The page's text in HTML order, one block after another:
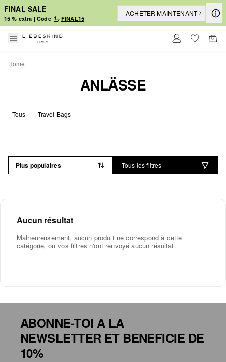
FINAL SALE
15 % extra | Code FINAL15
ACHETER MAINTENANT
Home
ANLÄSSE
Tous Travel Bags
Tous les filtres
Plus populaires
Aucun résultat
Malheureusement, aucun produit ne correspond à cette
catégorie, ou vos filtres n'ont renvoyé aucun résultat.
ABONNE-TOI A LA
NEWSLETTER ET BENEFICIE DE
10%